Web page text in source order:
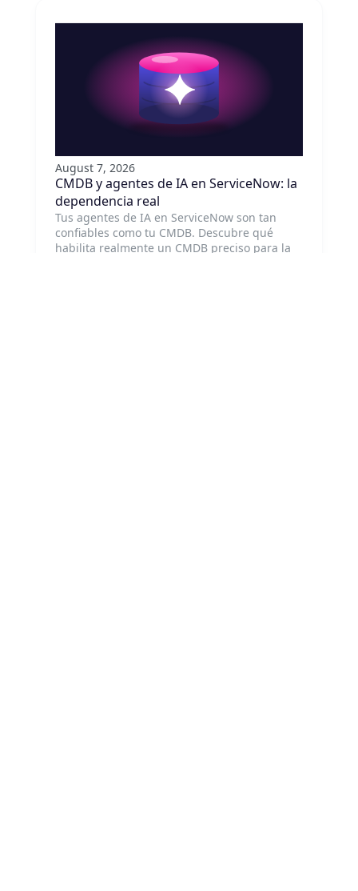
August 7, 2026
CMDB y agentes de IA en ServiceNow: la
dependencia real
Tus agentes de IA en ServiceNow son tan
confiables como tu CMDB. Descubre qué
habilita realmente un CMDB preciso para la